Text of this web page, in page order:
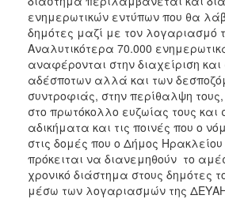
ΑΝΘΕΚΤΙΚΗ
ΠΟΛΗ
ενημερωτικών εντύπων που θα
δημότες μαζί με τον λογαριασμό
Αναλυτικότερα 70.000
αναφέρονται στην διαχείριση
αδέσποτων αλλά και των
συντροφιάς, στην περίθαλψη
στο πρωτόκολλο ευζωίας τους και
αδικήματα και τις ποινές που ο
στις δομές που ο Δήμος Ηρακλείου
πρόκειται να διανεμηθούν το
χρονικό διάστημα στους δημότες
μέσω των λογαριασμών της